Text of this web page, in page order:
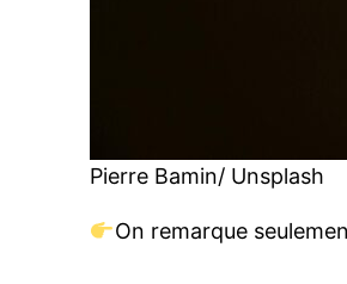
Pierre Bamin/ Unsplash
On remarque